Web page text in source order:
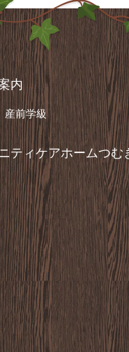
内
産前学級
ティケアホームつむ